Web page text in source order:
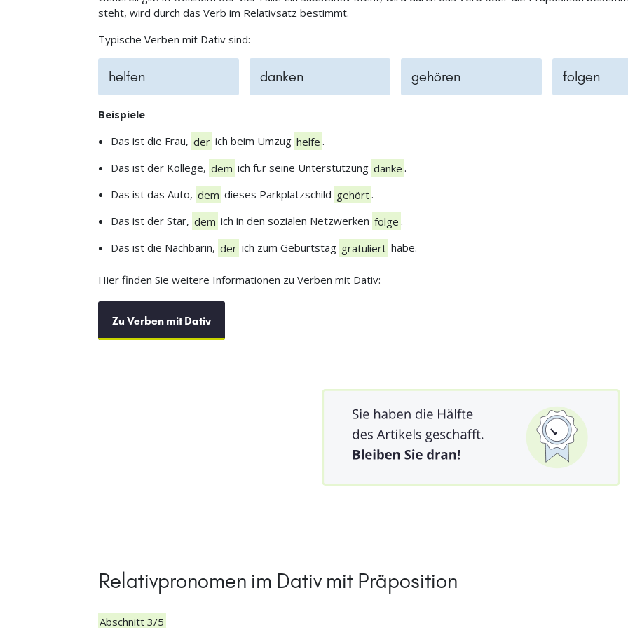
steht, wird durch das Verb im Relativsatz bestimmt.
Typische Verben mit Dativ sind:
helfen danken gehören folgen
Beispiele
Das ist die Frau, der ich beim Umzug helfe .
Das ist der Kollege, dem ich für seine Unterstützung danke .
Das ist das Auto, dem dieses Parkplatzschild gehört.
Das ist der Star, dem ich in den sozialen Netzwerken folge .
Das ist die Nachbarin, der ich zum Geburtstag gratuliert habe.
Hier finden Sie weitere Informationen zu Verben mit Dativ:
Zu Verben mit Dativ
Relativpronomen im Dativ mit Präposition
Abschnitt 3/5